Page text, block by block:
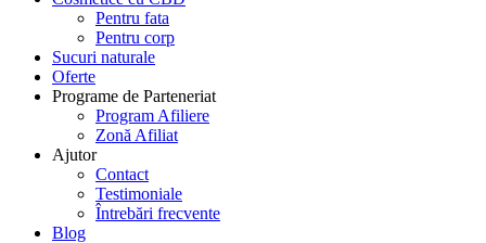
Pentru fata
Pentru corp
Sucuri naturale
Oferte
Programe de Parteneriat
Program Afiliere
Zonă Afiliat
Ajutor
Contact
Testimoniale
Întrebări frecvente
Blog